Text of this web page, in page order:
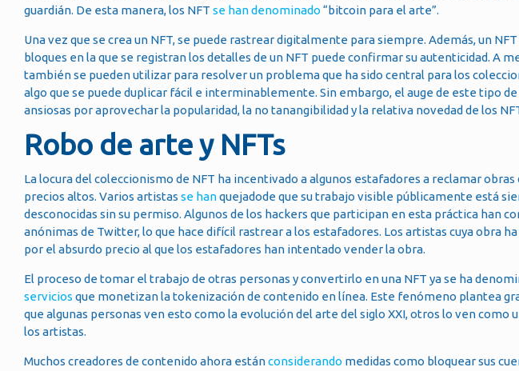
guardián. De esta manera, los NFT se han denominado “bitcoin para el arte”.
Una vez que se crea un NFT, se puede rastrear digitalmente para siempre. Además, un
bloques en la que se registran los detalles de un NFT puede confirmar su autenticidad. A
también se pueden utilizar para resolver un problema que ha sido central para los
algo que se puede duplicar fácil e interminablemente. Sin embargo, el auge de este tipo
ansiosas por aprovechar la popularidad, la no tanangibilidad y la relativa novedad de los
Robo de arte y NFTs
La locura del coleccionismo de NFT ha incentivado a algunos estafadores a reclamar
precios altos. Varios artistas se hanquejadode que su trabajo visible públicamente está
desconocidas sin su permiso. Algunos de los hackers que participan en esta práctica han
anónimas de Twitter, lo que hace difícil rastrear a los estafadores. Los artistas cuya obra
por el absurdo precio al que los estafadores han intentado vender la obra.
El proceso de tomar el trabajo de otras personas y convertirlo en una NFT ya se ha
servicios que monetizan la tokenización de contenido en línea. Este fenómeno plantea
que algunas personas ven esto como la evolución del arte del siglo XXI, otros lo ven como
los artistas.
Muchos creadores de contenido ahora estánconsiderando medidas como bloquear sus